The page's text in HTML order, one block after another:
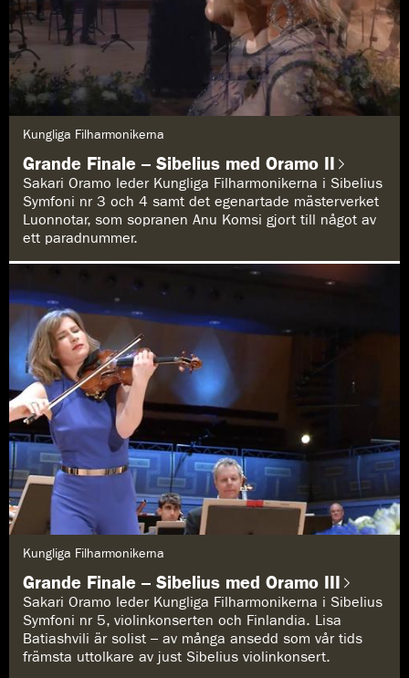
Kungliga Filharmonikerna
Grande Finale – Sibelius med Oramo II
Sakari Oramo leder Kungliga Filharmonikerna i Sibelius
Symfoni nr 3 och 4 samt det egenartade mästerverket
Luonnotar, som sopranen Anu Komsi gjort till något av
ett paradnummer.
Kungliga Filharmonikerna
Grande Finale – Sibelius med Oramo III
Sakari Oramo leder Kungliga Filharmonikerna i Sibelius
Symfoni nr 5, violinkonserten och Finlandia. Lisa
Batiashvili är solist – av många ansedd som vår tids
främsta uttolkare av just Sibelius violinkonsert.